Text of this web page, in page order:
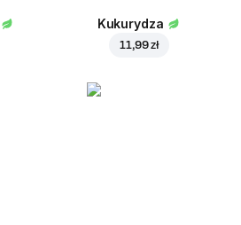
Kukurydza
11,99 zł